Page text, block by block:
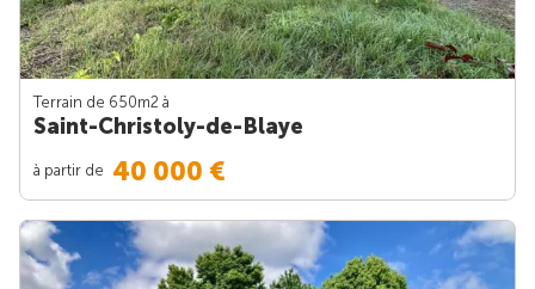
Terrain de 650m2 à
Saint-Christoly-de-Blaye
à partir de 40 000 €